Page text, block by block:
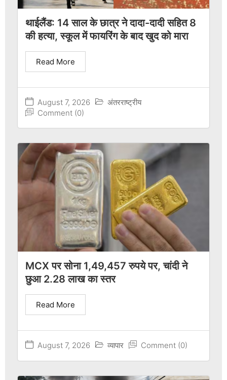
थाईलैंड: 14 साल के छात्र ने दादा-दादी सहित 8
की हत्या, स्कूल में फायरिंग के बाद खुद को मारा
August 7, 2026
अंतरराष्ट्रीय
Comment (0)
Read More
MCX पर सोना 1,49,457 रुपये पर, चांदी ने
छुआ 2.28 लाख का स्तर
August 7, 2026 व्यापार Comment (0)
Read More